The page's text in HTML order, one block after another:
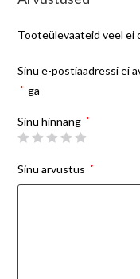
Tooteülevaateid veel ei
Sinu e-postiaadressi ei
*-ga
Sinu hinnang *
Sinu arvustus *